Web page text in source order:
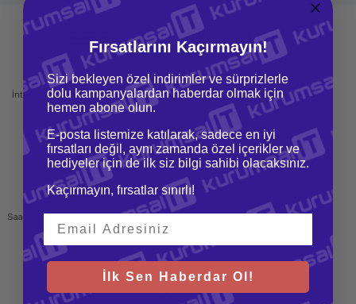
Mağazadan Teslimat
İnternetten sipariş et ve mağazadan
teslim al
İade ve Değişim
Kolay iade ve değişim imkanı
Hızlı Gönderi
Saat 15.00'a kadar yapılan siparişlerde
aynı gün kargo imkanı
Güvenli Alışveriş
256 bit SSL sertifikası
Fırsatlarını Kaçırmayın!
Sizi bekleyen özel indirimler ve sürprizlerle
dolu kampanyalardan haberdar olmak için
hemen abone olun.
E-posta listemize katılarak, sadece en iyi
fırsatları değil, aynı zamanda özel içerikler ve
hediyeler için de ilk siz bilgi sahibi olacaksınız.
Kaçırmayın, fırsatlar sınırlı!
İlk Sen Haberdar Ol!